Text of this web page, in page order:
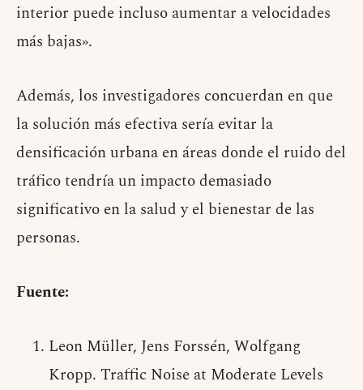
interior puede incluso aumentar a velocidades
más bajas».
Además, los investigadores concuerdan en que
la solución más efectiva sería evitar la
densificación urbana en áreas donde el ruido del
tráfico tendría un impacto demasiado
significativo en la salud y el bienestar de las
personas.
Fuente:
Leon Müller, Jens Forssén, Wolfgang
Kropp. Traffic Noise at Moderate Levels